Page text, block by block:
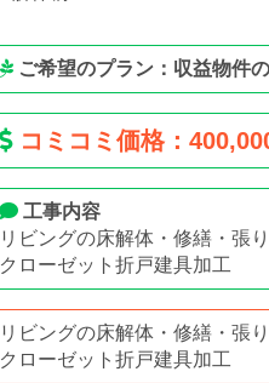
ご希望のプラン：収益物件
コミコミ価格：
工事内容
リビングの床解体・修繕・張
クローゼット折戸建具加工
リビングの床解体・修繕・張
クローゼット折戸建具加工